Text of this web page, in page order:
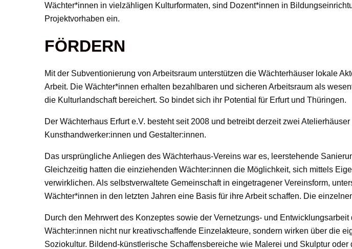
Wächter*innen in vielzähligen Kulturformaten, sind Dozent*innen in
Projektvorhaben ein.
FÖRDERN
Mit der Subventionierung von Arbeitsraum unterstützen die Wächterhäuser lokale
Arbeit. Die Wächter*innen erhalten bezahlbaren und sicheren Arbeitsraum als
die Kulturlandschaft bereichert. So bindet sich ihr Potential für Erfurt und Thüringen.
Der Wächterhaus Erfurt e.V. besteht seit 2008 und betreibt derzeit zwei
Kunsthandwerker:innen und Gestalter:innen.
Das ursprüngliche Anliegen des Wächterhaus-Vereins war es, leerstehende
Gleichzeitig hatten die einziehenden Wächter:innen die Möglichkeit, sich mittels
verwirklichen. Als selbstverwaltete Gemeinschaft in eingetragener Vereinsform,
Wächter*innen in den letzten Jahren eine Basis für ihre Arbeit schaffen. Die
Durch den Mehrwert des Konzeptes sowie der Vernetzungs- und
Wächter:innen nicht nur kreativschaffende Einzelakteure, sondern wirken über die
Soziokultur. Bildend-künstlerische Schaffensbereiche wie Malerei und Skulptur